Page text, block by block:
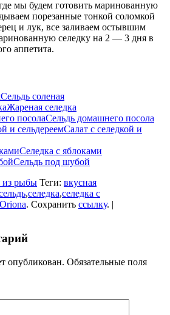
мы будем готовить маринованную
порезанные тонкой соломкой
и лук, все заливаем остывшим
селедку на 2 — 3 дня в
аппетита.
Сельдь соленая
Жареная селедка
Сельдь домашнего посола
Салат с селедкой и
Селедка с яблоками
Сельдь под шубой
из рыбы Теги: вкусная
,селедка,селедка с
Oriona. Сохранить ссылку. |
опубликован. Обязательные поля